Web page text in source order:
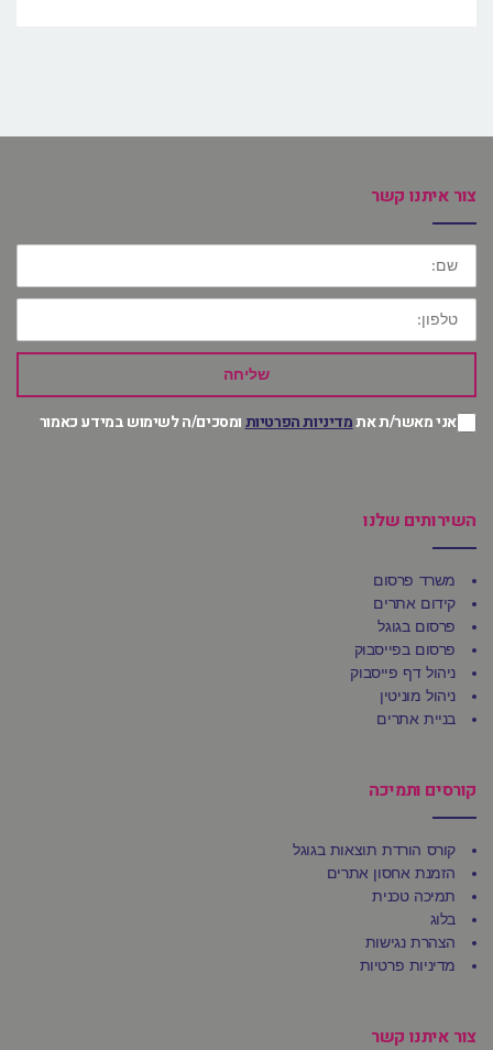
צור איתנו קשר
שם:
טלפון:
שליחה
אני מאשר/ת אתמדיניות הפרטיותומסכים/ה לשימוש במידע כאמור
השירותים שלנו
משרד פרסום
קידום אתרים
פרסום בגוגל
פרסום בפייסבוק
ניהול דף פייסבוק
ניהול מוניטין
בניית אתרים
קורסים ותמיכה
קורס הורדת תוצאות בגוגל
הזמנת אחסון אתרים
תמיכה טכנית
בלוג
הצהרת נגישות
מדיניות פרטיות
צור איתנו קשר